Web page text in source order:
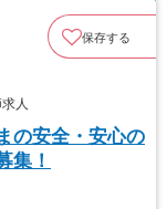
保存する
人
の安全・安心の
集！